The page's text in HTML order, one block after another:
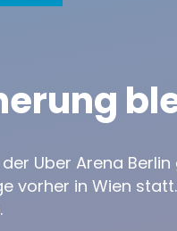
Uber Arena
vorher in Wien